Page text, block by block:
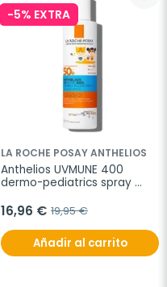
-5% EXTRA
LA ROCHE POSAY ANTHELIOS
Anthelios UVMUNE 400
dermo-pediatrics spray
16,96 € 19,95 €
Añadir al carrito